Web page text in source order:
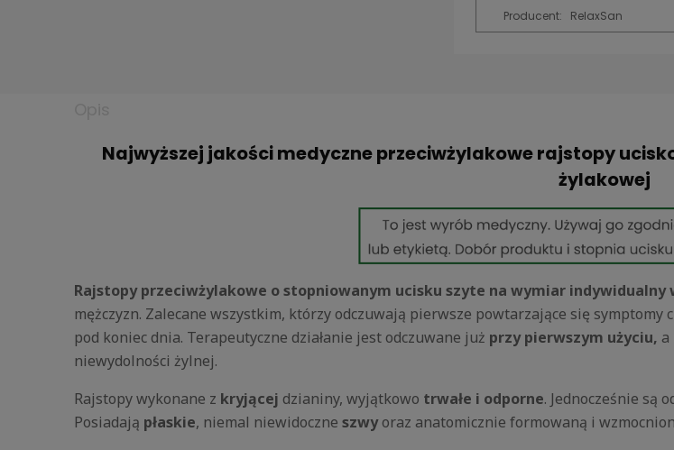
Producent:
RelaxSan
Najwyższej jakości medyczne przeciwżylakowe rajstopy
żylakowej
Rajstopy przeciwżylakowe o stopniowanym ucisku szyte na wymiar indywidualny
mężczyzn. Zalecane wszystkim, którzy odczuwają pierwsze powtarzające się symptomy
pod koniec dnia. Terapeutyczne działanie jest odczuwane już przy pierwszym użyciu, a
niewydolności żylnej.
Rajstopy wykonane z kryjącej dzianiny, wyjątkowo trwałe i odporne. Jednocześnie są
Posiadają płaskie, niemal niewidoczne szwyoraz anatomicznie formowaną i